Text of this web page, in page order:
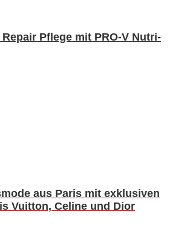
Pflege mit PRO-V Nutri-
aus Paris mit exklusiven
Vuitton, Celine und Dior